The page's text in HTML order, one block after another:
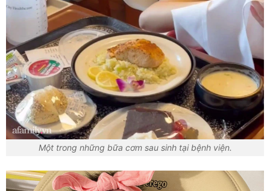
Một trong những bữa cơm sau sinh tại bệnh viện.